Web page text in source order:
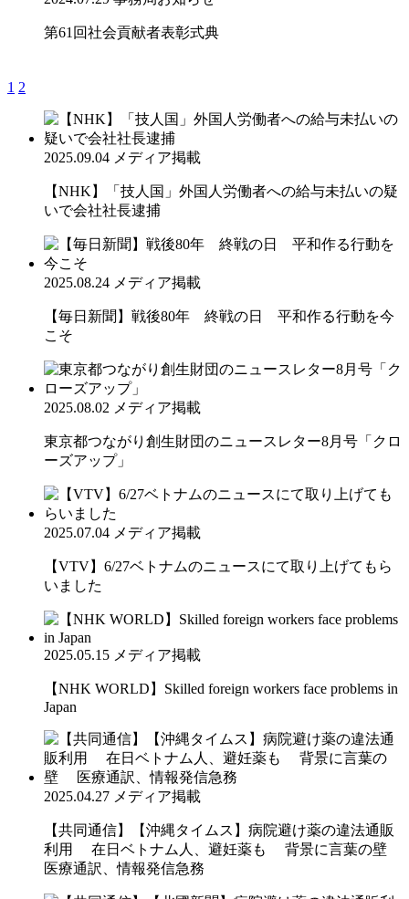
第61回社会貢献者表彰式典
1 2
2025.09.04 メディア掲載
【NHK】「技人国」外国人労働者への給与未払いの疑
いで会社社長逮捕
2025.08.24 メディア掲載
【毎日新聞】戦後80年 終戦の日 平和作る行動を今
こそ
2025.08.02 メディア掲載
東京都つながり創生財団のニュースレター8月号「クロ
ーズアップ」
2025.07.04 メディア掲載
【VTV】6/27ベトナムのニュースにて取り上げてもら
いました
2025.05.15 メディア掲載
【NHK WORLD】Skilled foreign workers face problems in
Japan
2025.04.27 メディア掲載
【共同通信】【沖縄タイムス】病院避け薬の違法通販
利用 在日ベトナム人、避妊薬も 背景に言葉の壁
医療通訳、情報発信急務